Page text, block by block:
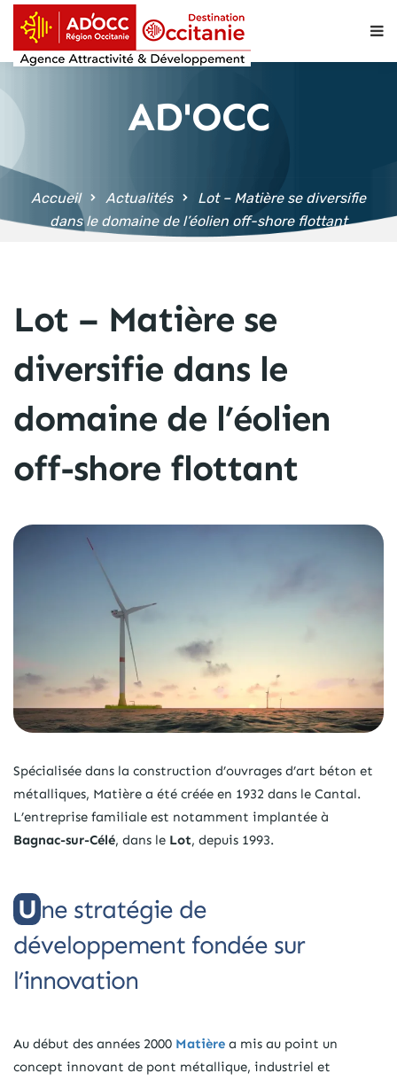
principal
AD'OCC
Accueil Actualités
Lot – Matière se diversifie
dans le domaine de l’éolien off-shore flottant
Lot – Matière se
diversifie dans le
domaine de l’éolien
off-shore flottant
Spécialisée dans la construction d’ouvrages d’art béton et
métalliques, Matière a été créée en 1932 dans le Cantal.
L’entreprise familiale est notamment implantée à
Bagnac-sur-Célé, dans le Lot, depuis 1993.
Une stratégie de
développement fondée sur
l’innovation
Au début des années 2000 Matière a mis au point un
concept innovant de pont métallique, industriel et